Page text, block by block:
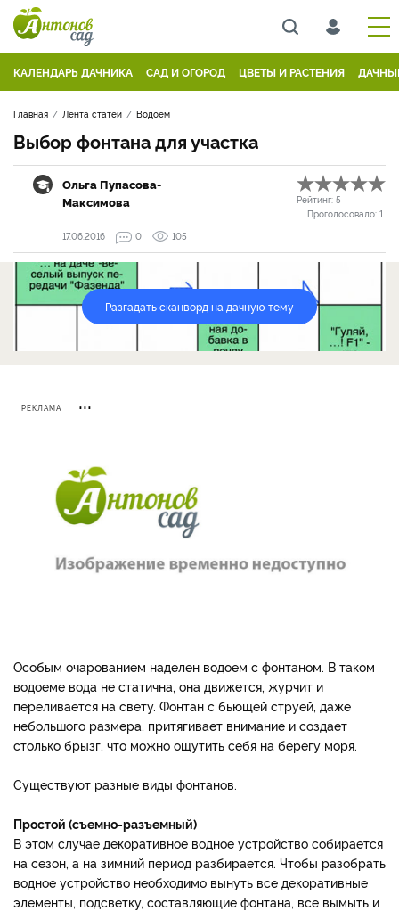
КАЛЕНДАРЬ ДАЧНИКА САД И ОГОРОД ЦВЕТЫ И РАСТЕНИЯ
Главная Лента статей Водоем
Выбор фонтана для участка
Ольга Пупасова-
Максимова
Рейтинг: 5
Проголосовало: 1
17.06.2016
0 105
Разгадать сканворд на дачную тему
РЕКЛАМА
Особым очарованием наделен водоем с фонтаном. В таком
водоеме вода не статична, она движется, журчит и
переливается на свету. Фонтан с бьющей струей, даже
небольшого размера, притягивает внимание и создает
столько брызг, что можно ощутить себя на берегу моря.
Существуют разные виды фонтанов.
Простой (съемно-разъемный)
В этом случае декоративное водное устройство собирается
на сезон, а на зимний период разбирается. Чтобы разобрать
водное устройство необходимо вынуть все декоративные
элементы, подсветку, составляющие фонтана, все вымыть и